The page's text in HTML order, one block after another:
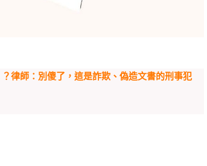
？律師：別傻了，這是詐欺、偽造文書的刑事犯